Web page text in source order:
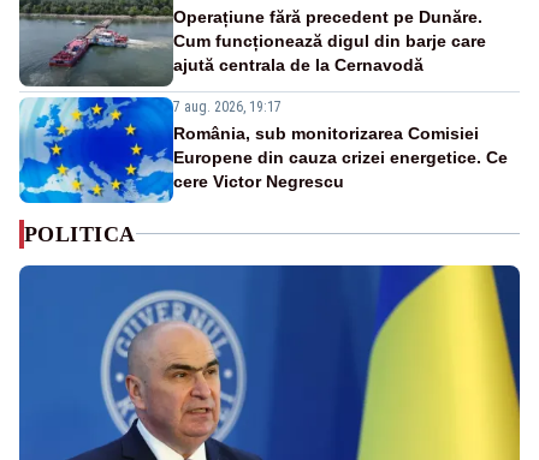
Operațiune fără precedent pe Dunăre.
Cum funcționează digul din barje care
ajută centrala de la Cernavodă
7 aug. 2026, 19:17
România, sub monitorizarea Comisiei
Europene din cauza crizei energetice. Ce
cere Victor Negrescu
POLITICA